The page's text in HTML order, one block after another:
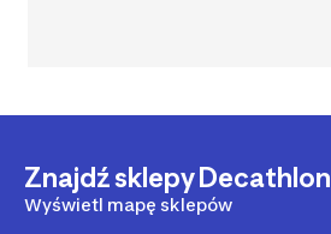
Znajdź sklepy Decathlon
Wyświetl mapę sklepów